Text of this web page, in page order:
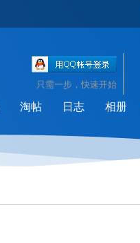
只需一步，快速开始
淘帖 日志 相册